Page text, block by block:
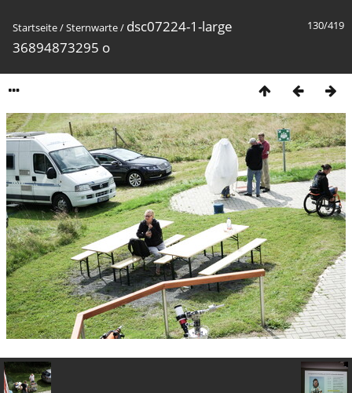
130/419
Startseite/Sternwarte/ dsc07224-1-large
36894873295 o